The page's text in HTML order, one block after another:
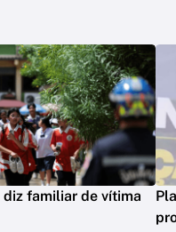
diz familiar de vítima